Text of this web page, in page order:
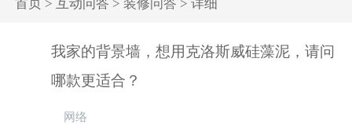
首页 > 互动问答 > 装修问答> 详细
我家的背景墙，想用克洛斯威硅藻泥，请问
哪款更适合？
网络